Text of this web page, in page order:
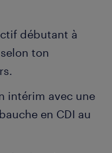
débutant à
ton
intérim avec une
en CDI au